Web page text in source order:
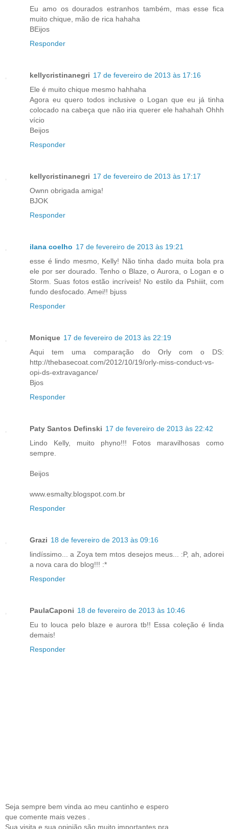
Eu amo os dourados estranhos também, mas esse fica
muito chique, mão de rica hahaha
BEijos
Responder
kellycristinanegri 17 de fevereiro de 2013 às 17:16
Ele é muito chique mesmo hahhaha
Agora eu quero todos inclusive o Logan que eu já tinha
colocado na cabeça que não iria querer ele hahahah Ohhh
vício
Beijos
Responder
kellycristinanegri 17 de fevereiro de 2013 às 17:17
Ownn obrigada amiga!
BJOK
Responder
ilana coelho 17 de fevereiro de 2013 às 19:21
esse é lindo mesmo, Kelly! Não tinha dado muita bola pra
ele por ser dourado. Tenho o Blaze, o Aurora, o Logan e o
Storm. Suas fotos estão incríveis! No estilo da Pshiiit, com
fundo desfocado. Amei!! bjuss
Responder
Monique 17 de fevereiro de 2013 às 22:19
Aqui tem uma comparação do Orly com o DS:
http://thebasecoat.com/2012/10/19/orly-miss-conduct-vs-
opi-ds-extravagance/
Bjos
Responder
Paty Santos Definski 17 de fevereiro de 2013 às 22:42
Lindo Kelly, muito phyno!!! Fotos maravilhosas como
sempre.
Beijos
www.esmalty.blogspot.com.br
Responder
Grazi 18 de fevereiro de 2013 às 09:16
lindíssimo... a Zoya tem mtos desejos meus... :P, ah, adorei
a nova cara do blog!!! :*
Responder
PaulaCaponi 18 de fevereiro de 2013 às 10:46
Eu to louca pelo blaze e aurora tb!! Essa coleção é linda
demais!
Responder
Seja sempre bem vinda ao meu cantinho e espero
que comente mais vezes .
Sua visita e sua opinião são muito importantes pra